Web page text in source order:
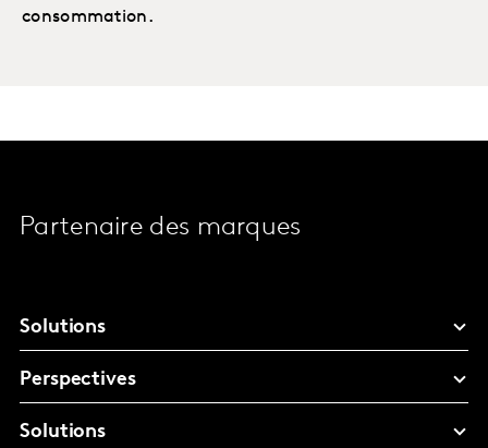
consommation.
Partenaire des marques
Solutions
Perspectives
Solutions